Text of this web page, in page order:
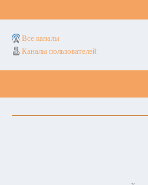
Все каналы
Каналы пользователей